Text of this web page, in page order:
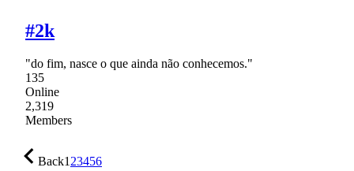
#2k
"do fim, nasce o que ainda não conhecemos."
135
Online
2,319
Members
Back123456